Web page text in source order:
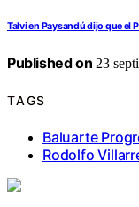
Talvi en Paysandú dijo que el
Published on 23
TAGS
Baluarte
Rodolfo